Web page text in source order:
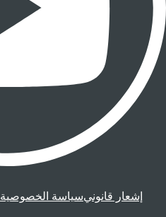
إشعار قانونيسياسة الخصوصية